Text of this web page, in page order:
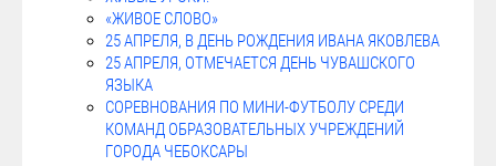
«ЖИВОЕ СЛОВО»
25 АПРЕЛЯ, В ДЕНЬ РОЖДЕНИЯ ИВАНА ЯКОВЛЕВА
25 АПРЕЛЯ, ОТМЕЧАЕТСЯ ДЕНЬ ЧУВАШСКОГО
ЯЗЫКА
СОРЕВНОВАНИЯ ПО МИНИ-ФУТБОЛУ СРЕДИ
КОМАНД ОБРАЗОВАТЕЛЬНЫХ УЧРЕЖДЕНИЙ
ГОРОДА ЧЕБОКСАРЫ